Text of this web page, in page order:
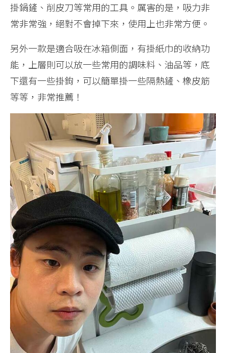
掛鍋鏟、削皮刀等常用的工具。厲害的是，吸力非
常非常強，絕對不會掉下來，使用上也非常方便。
另外一款是適合吸在冰箱側面，有掛紙巾的收納功
能，上層則可以放一些常用的調味料、油品等，底
下還有一些掛鉤，可以簡單掛一些隔熱鏟、橡皮筋
等等，非常推薦！